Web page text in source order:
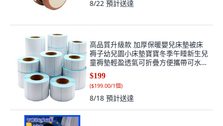
8/22 預計送達
高品質升級款 加厚保暖嬰兒床墊被床
褥子幼兒園小床墊寶寶冬季午睡新生兒
童褥墊輕盈透氣可折疊方便攜帶可水洗
學校睡覺床墊, 1個, 120*65CM/藍色,
藍色
$199
($199.00/1個)
8/18 預計送達